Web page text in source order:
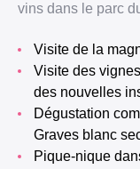
vins dans le parc
Visite de la
Visite des vignes qui l'entourent, du chai à barriques et
des nouvelles
Dégustation commentée de 3 vins : Graves rouge,
Graves blanc
Pique-nique